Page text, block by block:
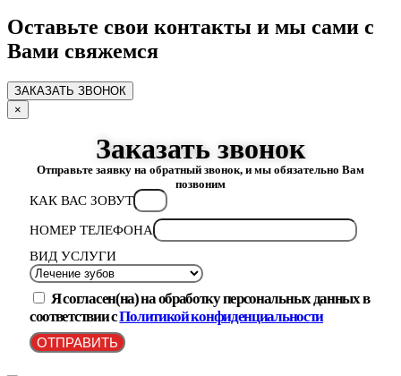
Оставьте свои контакты и мы сами с
Вами свяжемся
ЗАКАЗАТЬ ЗВОНОК
×
Заказать звонок
Отправьте заявку на обратный звонок, и мы обязательно Вам
позвоним
КАК ВАС ЗОВУТ
НОМЕР ТЕЛЕФОНА
ВИД УСЛУГИ
Я согласен(на) на обработку персональных данных в
соответствии сПолитикой конфиденциальности
ОТПРАВИТЬ